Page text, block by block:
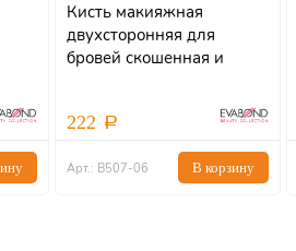
Кисть макияжная
двухсторонняя для
бровей скошенная и
222
Арт.: В507-06 В корзину